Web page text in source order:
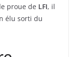
proue de LFI, il
élu sorti du